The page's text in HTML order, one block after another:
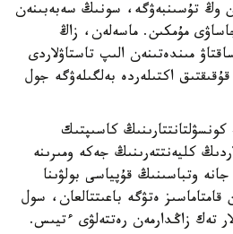
وڭ تۇسىنبەۋگە، سونىڭ سەبەبىنەن
مۇمكىن. ماسەلەن، زاڭ
مىندەتىنەن الىپ تاستاۋلاردى
اكتىلەردە بەلگىلەۋگە جول
كاسىپتىك
كليەنتتەرىنىڭ جەكە ومىرىنە
وتباسىنىڭ قۇپياسى بولۋىنا
قامتاماسىز ەتۋگە باعىتتالعان، سول
تەك زاڭدارمەن رەتتەلۋى ءتيىس.